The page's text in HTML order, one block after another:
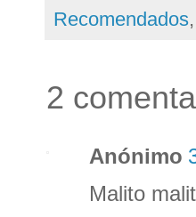
Recomendados,
2
Anónimo
Malito